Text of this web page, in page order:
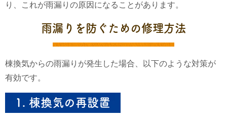
り、これが雨漏りの原因になることがあります。
雨漏りを防ぐための修理方法
棟換気からの雨漏りが発生した場合、以下のような対策が
有効です。
1. 棟換気の再設置